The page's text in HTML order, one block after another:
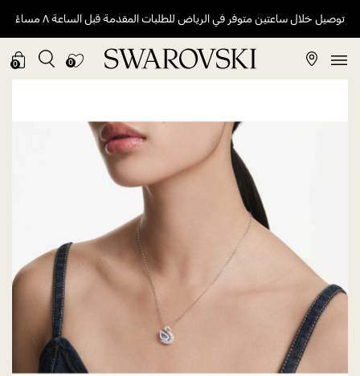
توصيل خلال ساعتين متوفر في الرياض للطلبات المقدمة قبل الساعة ٨ مساءً
0
0